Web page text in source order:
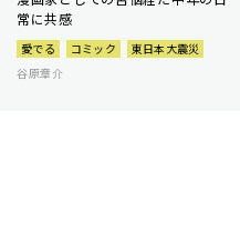
常に共感
愛でる コミック
東日本大震災
谷原章介